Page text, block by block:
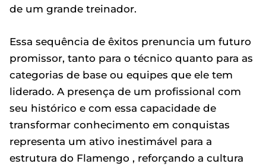
de um grande treinador.
Essa sequência de êxitos prenuncia um futuro
promissor, tanto para o técnico quanto para as
categorias de base ou equipes que ele tem
liderado. A presença de um profissional com
seu histórico e com essa capacidade de
transformar conhecimento em conquistas
representa um ativo inestimável para a
estrutura do Flamengo , reforçando a cultura